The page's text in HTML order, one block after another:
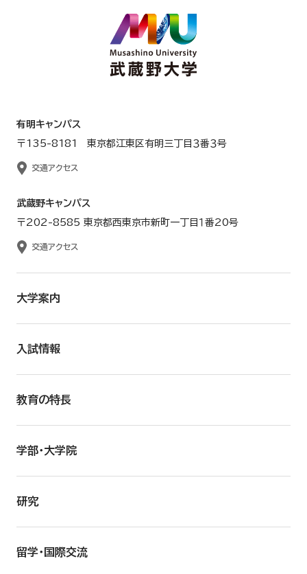
有明キャンパス
〒135-8181 東京都江東区有明三丁目３番３号
交通アクセス
武蔵野キャンパス
〒202-8585 東京都西東京市新町一丁目１番20号
交通アクセス
大学案内
入試情報
教育の特長
学部・大学院
研究
留学・国際交流